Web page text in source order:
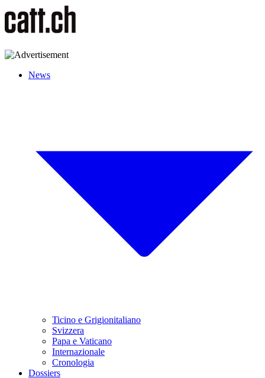
News
Ticino e Grigionitaliano
Svizzera
Papa e Vaticano
Internazionale
Cronologia
Dossiers